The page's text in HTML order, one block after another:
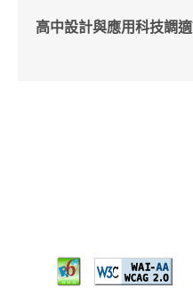
高中設計與應用科技調